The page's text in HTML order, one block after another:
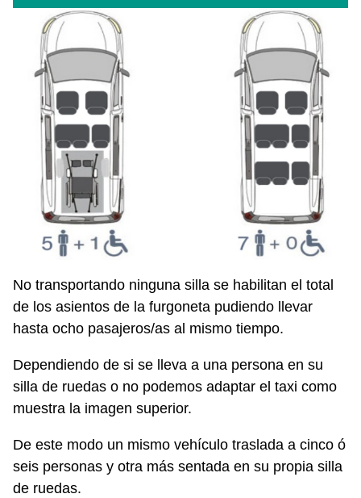
No transportando ninguna silla se habilitan el total
de los asientos de la furgoneta pudiendo llevar
hasta ocho pasajeros/as al mismo tiempo.
Dependiendo de si se lleva a una persona en su
silla de ruedas o no podemos adaptar el taxi como
muestra la imagen superior.
De este modo un mismo vehículo traslada a cinco ó
seis personas y otra más sentada en su propia silla
de ruedas.